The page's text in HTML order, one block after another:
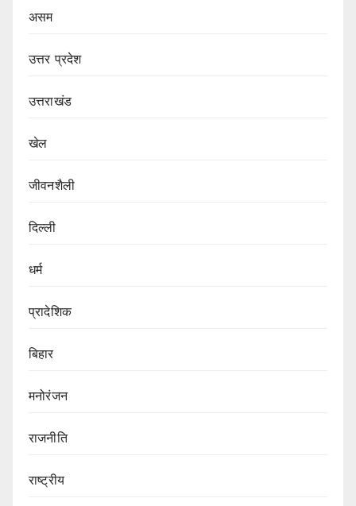
असम
उत्तर प्रदेश
उत्तराखंड
खेल
जीवनशैली
दिल्ली
धर्म
प्रादेशिक
बिहार
मनोरंजन
राजनीति
राष्ट्रीय